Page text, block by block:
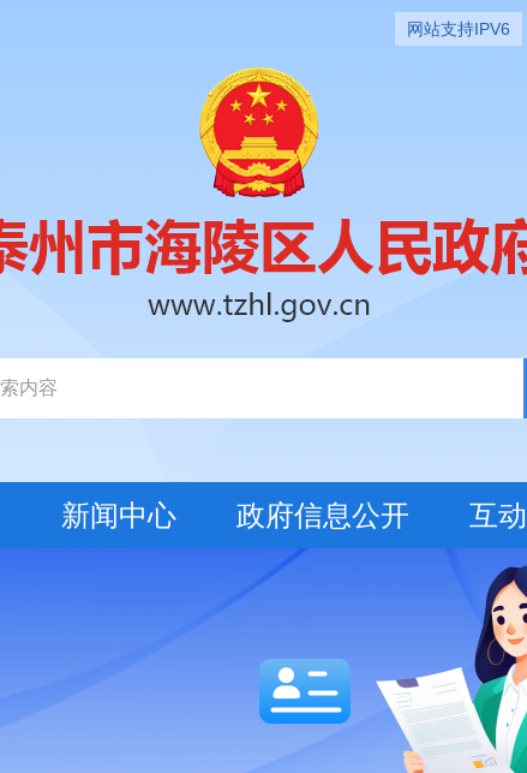
网站支持IPV6
新闻中心 政府信息公开 互